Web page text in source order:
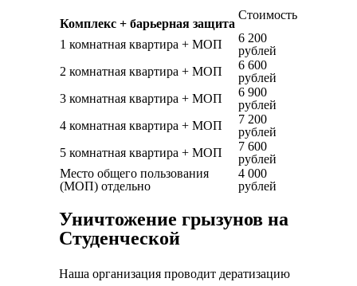
Комплекс + барьерная защита
Стоимость
1 комнатная квартира + МОП
6 200
рублей
2 комнатная квартира + МОП
6 600
рублей
3 комнатная квартира + МОП
6 900
рублей
4 комнатная квартира + МОП
7 200
рублей
5 комнатная квартира + МОП
7 600
рублей
Место общего пользования
(МОП) отдельно
4 000
рублей
Уничтожение грызунов на
Студенческой
Наша организация проводит дератизацию